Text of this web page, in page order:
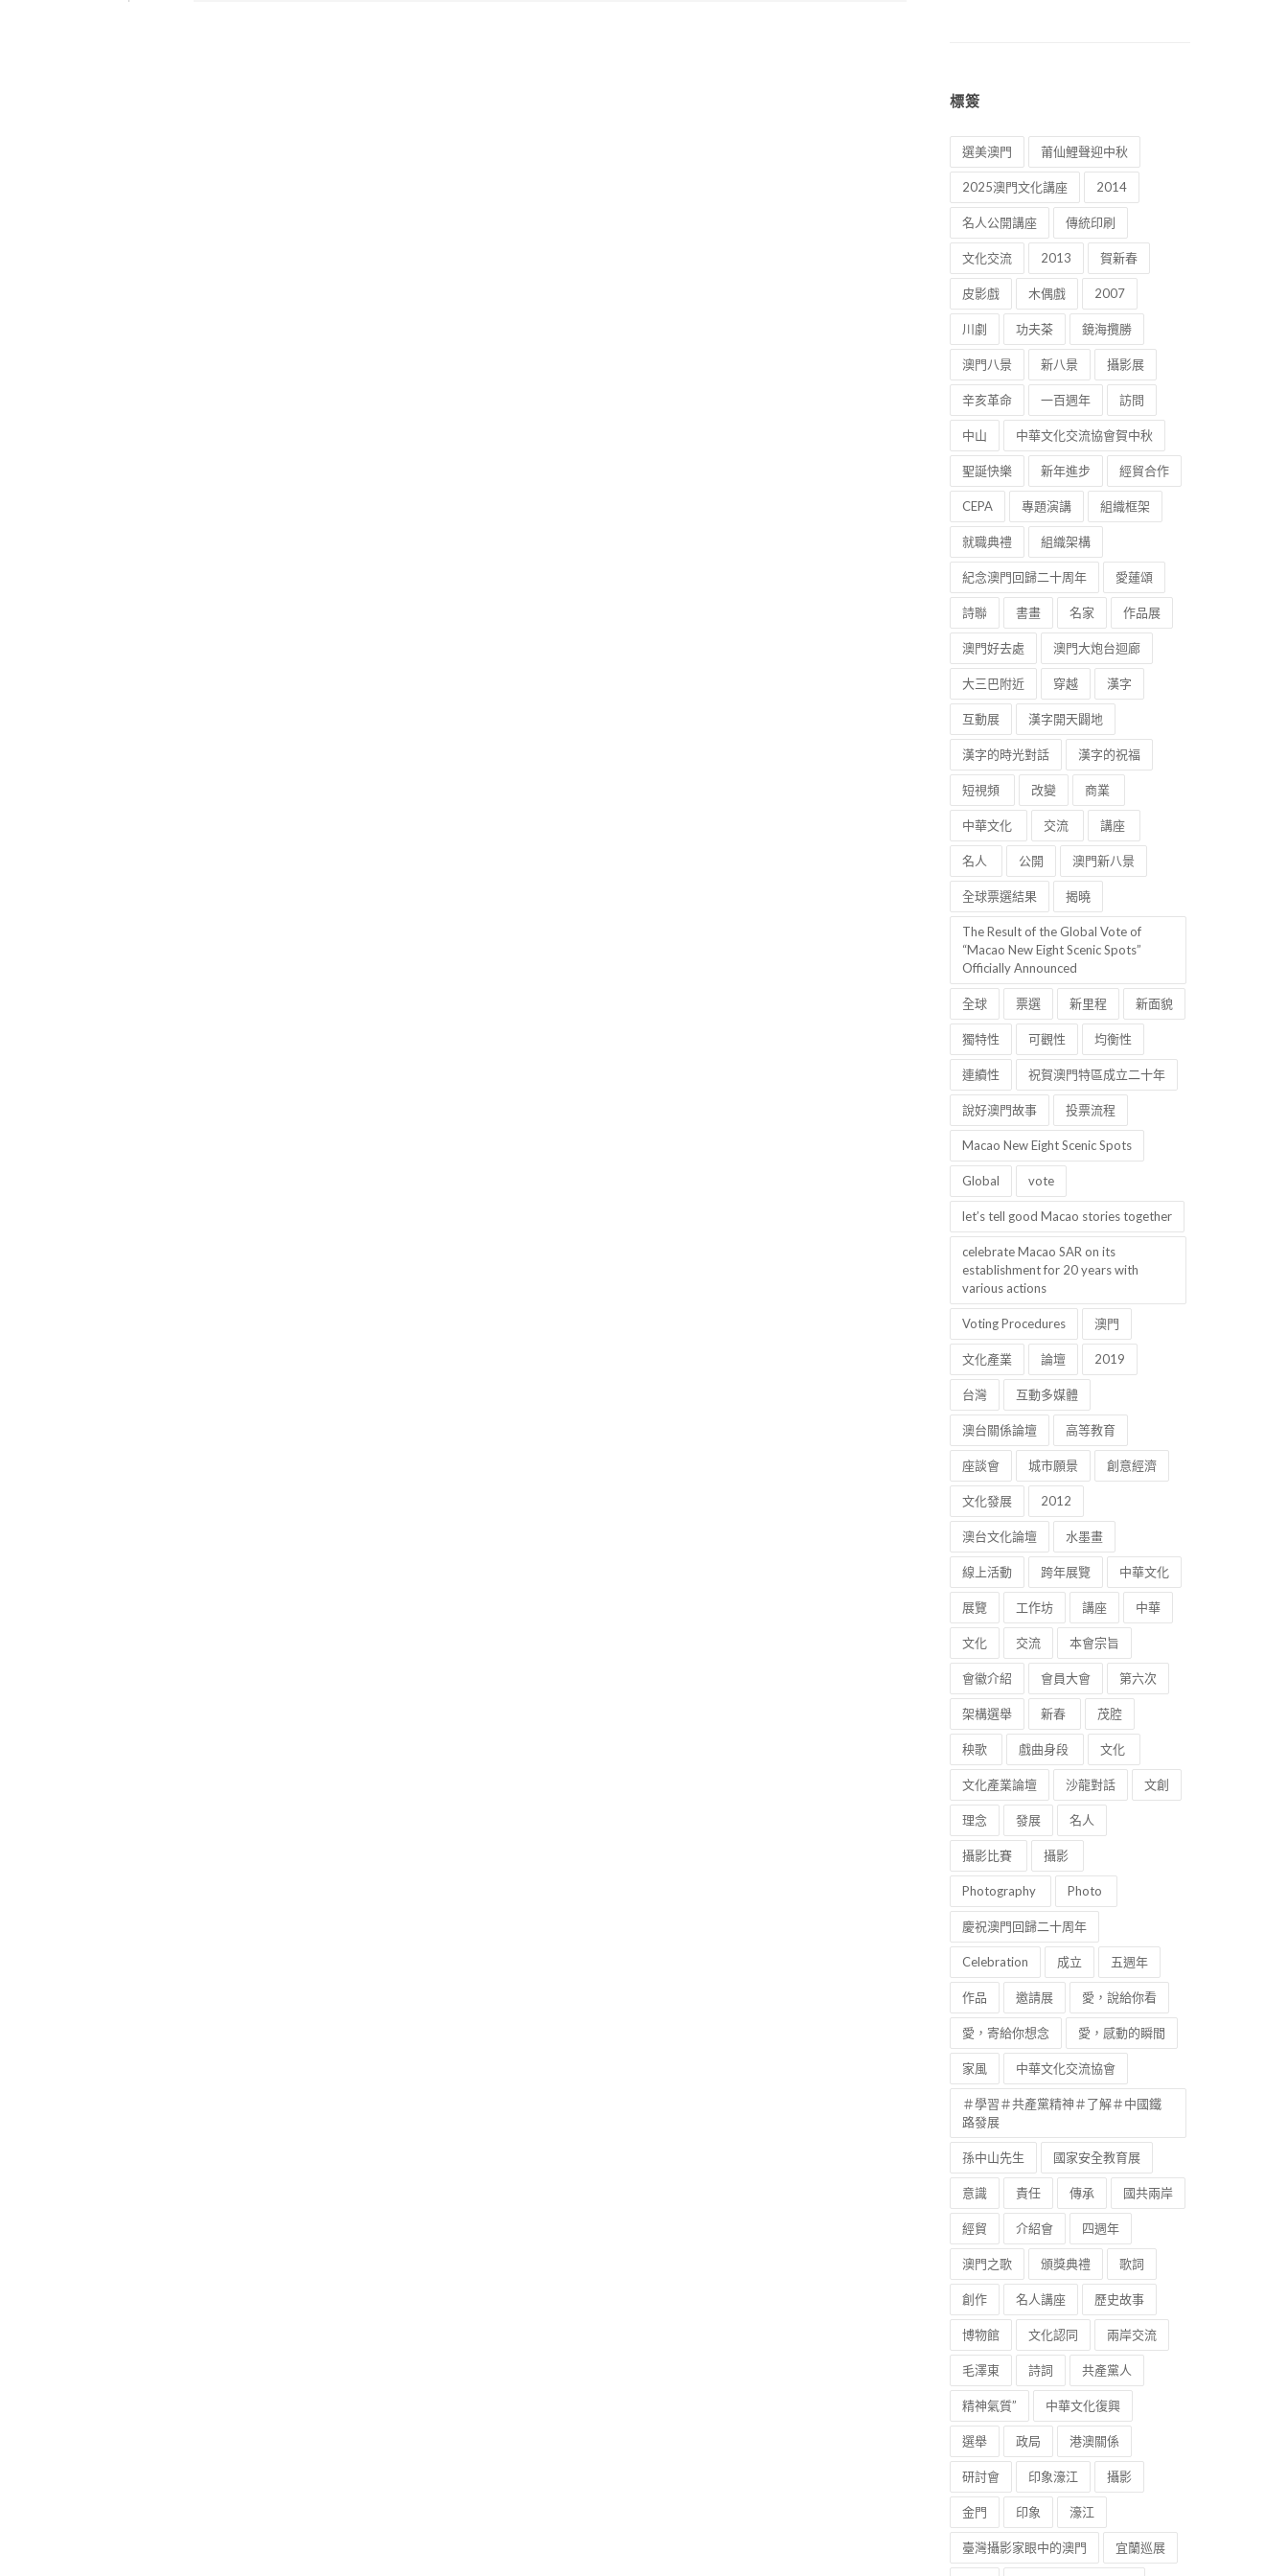
標簽
選美澳門 莆仙鯉聲迎中秋
2025澳門文化講座 2014
名人公開講座 傳統印刷
文化交流 2013 賀新春
皮影戲 木偶戲 2007
川劇 功夫茶 鏡海攬勝
澳門八景 新八景 攝影展
辛亥革命 一百週年 訪問
中山 中華文化交流協會賀中秋
聖誕快樂 新年進步 經貿合作
CEPA 專題演講 組織框架
就職典禮 組織架構
紀念澳門回歸二十周年 愛蓮頌
詩聯 書畫 名家 作品展
澳門好去處 澳門大炮台迴廊
大三巴附近 穿越 漢字
互動展 漢字開天闢地
漢字的時光對話 漢字的祝福
短視頻 改變 商業
中華文化 交流 講座
名人 公開 澳門新八景
全球票選結果 揭曉
The Result of the Global Vote of
“Macao New Eight Scenic Spots”
Officially Announced
全球 票選 新里程 新面貌
獨特性 可觀性 均衡性
連續性 祝賀澳門特區成立二十年
說好澳門故事 投票流程
Macao New Eight Scenic Spots
Global vote
let’s tell good Macao stories together
celebrate Macao SAR on its
establishment for 20 years with
various actions
Voting Procedures 澳門
文化產業 論壇 2019
台灣 互動多媒體
澳台關係論壇 高等教育
座談會 城市願景 創意經濟
文化發展 2012
澳台文化論壇 水墨畫
線上活動 跨年展覽 中華文化
展覽 工作坊 講座 中華
文化 交流 本會宗旨
會徽介紹 會員大會 第六次
架構選舉 新春 茂腔
秧歌 戲曲身段 文化
文化產業論壇 沙龍對話 文創
理念 發展 名人
攝影比賽 攝影
Photography Photo
慶祝澳門回歸二十周年
Celebration 成立 五週年
作品 邀請展 愛，說給你看
愛，寄給你想念 愛，感動的瞬間
家風 中華文化交流協會
＃學習＃共產黨精神＃了解＃中國鐵
路發展
孫中山先生 國家安全教育展
意識 責任 傳承 國共兩岸
經貿 介紹會 四週年
澳門之歌 頒獎典禮 歌詞
創作 名人講座 歷史故事
博物館 文化認同 兩岸交流
毛澤東 詩詞 共產黨人
精神氣質” 中華文化復興
選舉 政局 港澳關係
研討會 印象濠江 攝影
金門 印象 濠江
臺灣攝影家眼中的澳門 宜蘭巡展